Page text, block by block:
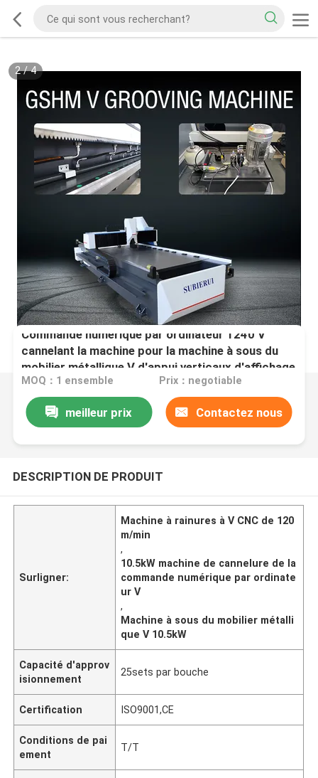
2/4
Commande numérique par ordinateur 1240 V
cannelant la machine pour la machine à sous du
mobilier métallique V d'appui verticaux d'affichage
MOQ：1 ensemble Prix：negotiable
meilleur prix Contactez nous
DESCRIPTION DE PRODUIT
Surligner:
Machine à rainures à V CNC de 120
m/min
,
10.5kW machine de cannelure de la
commande numérique par ordinate
ur V
,
Machine à sous du mobilier métalli
que V 10.5kW
Capacité d'approv
isionnement
25sets par bouche
Certification ISO9001,CE
Conditions de pai
ement
T/T